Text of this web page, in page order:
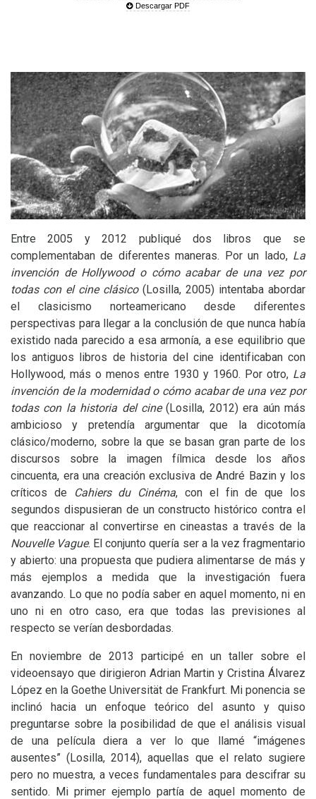
Descargar PDF
Entre 2005 y 2012 publiqué dos libros que se
complementaban de diferentes maneras. Por un lado, La
invención de Hollywood o cómo acabar de una vez por
todas con el cine clásico(Losilla, 2005) intentaba abordar
el clasicismo norteamericano desde diferentes
perspectivas para llegar a la conclusión de que nunca había
existido nada parecido a esa armonía, a ese equilibrio que
los antiguos libros de historia del cine identificaban con
Hollywood, más o menos entre 1930 y 1960. Por otro, La
invención de la modernidad o cómo acabar de una vez por
todas con la historia del cine(Losilla, 2012) era aún más
ambicioso y pretendía argumentar que la dicotomía
clásico/moderno, sobre la que se basan gran parte de los
discursos sobre la imagen fílmica desde los años
cincuenta, era una creación exclusiva de André Bazin y los
críticos de
Cahiers du Cinéma, con el fin de que los
segundos dispusieran de un constructo histórico contra el
que reaccionar al convertirse en cineastas a través de la
Nouvelle Vague. El conjunto quería ser a la vez fragmentario
y abierto: una propuesta que pudiera alimentarse de más y
más ejemplos a medida que la investigación fuera
avanzando. Lo que no podía saber en aquel momento, ni en
uno ni en otro caso, era que todas las previsiones al
respecto se verían desbordadas.
En noviembre de 2013 participé en un taller sobre el
videoensayo que dirigieron Adrian Martin y Cristina Álvarez
López en la Goethe Universität de Frankfurt. Mi ponencia se
inclinó hacia un enfoque teórico del asunto y quiso
preguntarse sobre la posibilidad de que el análisis visual
de una película diera a ver lo que llamé “imágenes
ausentes” (Losilla, 2014), aquellas que el relato sugiere
pero no muestra, a veces fundamentales para descifrar su
sentido. Mi primer ejemplo partía de aquel momento de